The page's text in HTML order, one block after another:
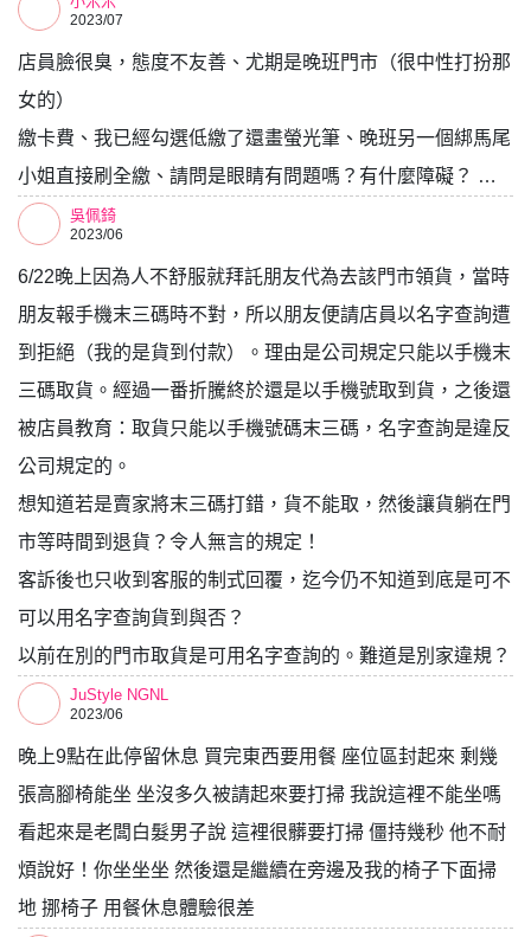
2023/07
店員臉很臭，態度不友善、尤期是晚班門市（很中性打扮那
女的）
繳卡費、我已經勾選低繳了還畫螢光筆、晚班另一個綁馬尾
小姐直接刷全繳、請問是眼睛有問題嗎？有什麼障礙？ …
吳佩錡
2023/06
6/22晚上因為人不舒服就拜託朋友代為去該門市領貨，當時
朋友報手機末三碼時不對，所以朋友便請店員以名字查詢遭
到拒絕（我的是貨到付款）。理由是公司規定只能以手機末
三碼取貨。經過一番折騰終於還是以手機號取到貨，之後還
被店員教育：取貨只能以手機號碼末三碼，名字查詢是違反
公司規定的。
想知道若是賣家將末三碼打錯，貨不能取，然後讓貨躺在門
市等時間到退貨？令人無言的規定！
客訴後也只收到客服的制式回覆，迄今仍不知道到底是可不
可以用名字查詢貨到與否？
以前在別的門市取貨是可用名字查詢的。難道是別家違規？
JuStyle NGNL
2023/06
晚上9點在此停留休息 買完東西要用餐 座位區封起來 剩幾
張高腳椅能坐 坐沒多久被請起來要打掃 我說這裡不能坐嗎
看起來是老闆白髮男子說 這裡很髒要打掃 僵持幾秒 他不耐
煩說好！你坐坐坐 然後還是繼續在旁邊及我的椅子下面掃
地 挪椅子 用餐休息體驗很差